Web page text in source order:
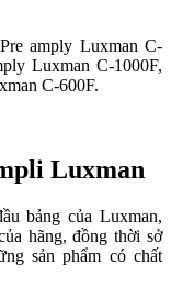
amply Luxman C-
Luxman C-1000F,
C-600F.
Luxman
bảng của Luxman,
hãng, đồng thời sở
sản phẩm có chất